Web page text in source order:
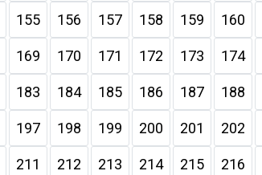
155 156 157 158 159 160
169 170 171 172 173 174
183 184 185 186 187 188
197 198 199 200 201 202
211 212 213 214 215 216